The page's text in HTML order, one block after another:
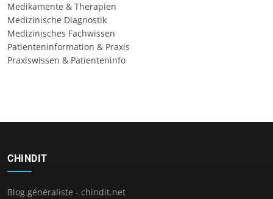
Medikamente & Therapien
Medizinische Diagnostik
Medizinisches Fachwissen
Patienteninformation & Praxis
Praxiswissen & Patienteninfo
CHINDIT
Blog généraliste - chindit.net